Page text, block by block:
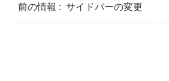
前の情報 : サイドバーの変更